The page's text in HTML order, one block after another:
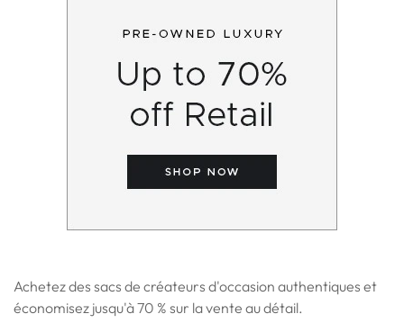
Achetez des sacs de créateurs d'occasion authentiques et
économisez jusqu'à 70 % sur la vente au détail.